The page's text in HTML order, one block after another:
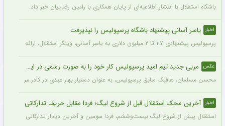
باشگاه استقلال با انتشار اطلاعیه‌ای از پایان همکاری با رامین رضاییان خبر داد.
اخبار یاسر آسانی پیشنهاد باشگاه پرسپولیس را نپذیرفت
پرسپولیس پیشنهادی ۱.۷ تا ۲ میلیون دلاری به یاسر آسانی، وینگر استقلال، ارائه کرد، اما او نپذیرفت. آسانی تأکید کرد در فوتبال ایران فقط برای استقلال بازی خواهد کرد.
عکس مربی جدید تیم امید پرسپولیس کار خود را به صورت رسمی در این باشگاه آغاز کرد + عکس
محسن مسلمان، هافبک سابق پرسپولیس، به عنوان دستیار بهار عبدی در کادر مربیگری
اخبار آخرین محک استقلال قبل از شروع لیگ؛ فردا مقابل حریف تدارکاتی
استقلال پیش از شروع لیگ بیست‌وششم، فردا سومین و آخرین دیدار تدارکاتی خود را